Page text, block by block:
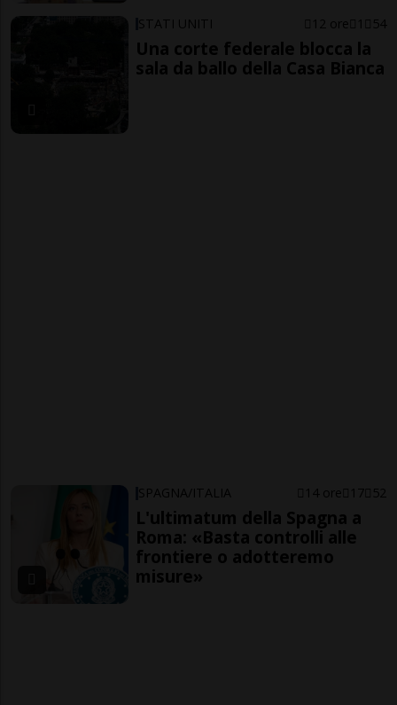
STATI UNITI 12 ore 1 54
Una corte federale blocca la
sala da ballo della Casa Bianca
SPAGNA/ITALIA 14 ore 17 52
L'ultimatum della Spagna a
Roma: «Basta controlli alle
frontiere o adotteremo
misure»